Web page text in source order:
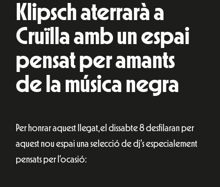
Klipsch aterrarà a
Cruïlla amb un espai
pensat per amants
de la música negra
Per honrar aquest llegat,el dissabte 8 desfilaran per
aquest nou espai una selecció de dj’s especialement
pensats per l’ocasió: